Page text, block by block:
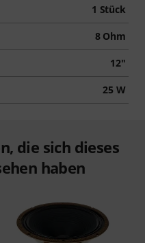
1 Stück
8 Ohm
12"
25 W
die sich dieses
haben